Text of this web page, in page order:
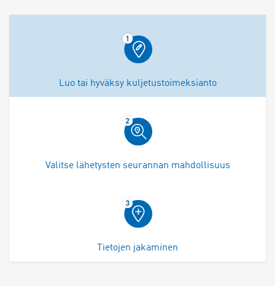
Luo tai hyväksy kuljetustoimeksianto
Valitse lähetysten seurannan mahdollisuus
Tietojen jakaminen